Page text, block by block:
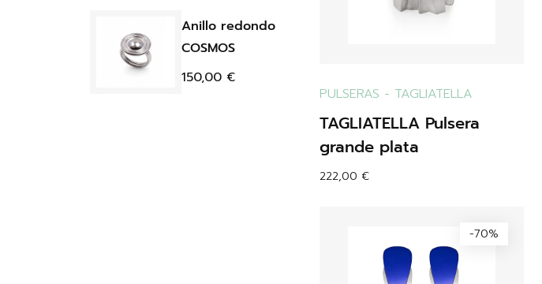
Anillo redondo
COSMOS
150,00 €
PULSERAS - TAGLIATELLA
TAGLIATELLA Pulsera
grande plata
222,00 €
-70%